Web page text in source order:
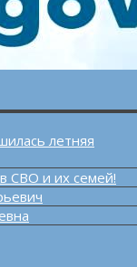
летняя
СВО и их семей!